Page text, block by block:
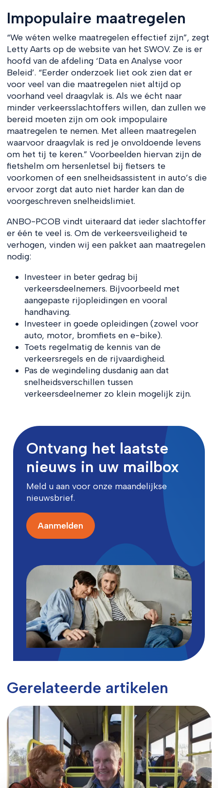
Impopulaire maatregelen
“We wéten welke maatregelen effectief zijn”, zegt
Letty Aarts op de website van het SWOV. Ze is er
hoofd van de afdeling ‘Data en Analyse voor
Beleid’. “Eerder onderzoek liet ook zien dat er
voor veel van die maatregelen niet altijd op
voorhand veel draagvlak is. Als we écht naar
minder verkeersslachtoffers willen, dan zullen we
bereid moeten zijn om ook impopulaire
maatregelen te nemen. Met alleen maatregelen
waarvoor draagvlak is red je onvoldoende levens
om het tij te keren.” Voorbeelden hiervan zijn de
fietshelm om hersenletsel bij fietsers te
voorkomen of een snelheidsassistent in auto’s die
ervoor zorgt dat auto niet harder kan dan de
voorgeschreven snelheidslimiet.
ANBO-PCOB vindt uiteraard dat ieder slachtoffer
er één te veel is. Om de verkeersveiligheid te
verhogen, vinden wij een pakket aan maatregelen
nodig:
Investeer in beter gedrag bij
verkeersdeelnemers. Bijvoorbeeld met
aangepaste rijopleidingen en vooral
handhaving.
Investeer in goede opleidingen (zowel voor
auto, motor, bromfiets en e-bike).
Toets regelmatig de kennis van de
verkeersregels en de rijvaardigheid.
Pas de wegindeling dusdanig aan dat
snelheidsverschillen tussen
verkeersdeelnemer zo klein mogelijk zijn.
Ontvang het laatste
nieuws in uw mailbox
Meld u aan voor onze maandelijkse
nieuwsbrief.
Aanmelden
Gerelateerde artikelen